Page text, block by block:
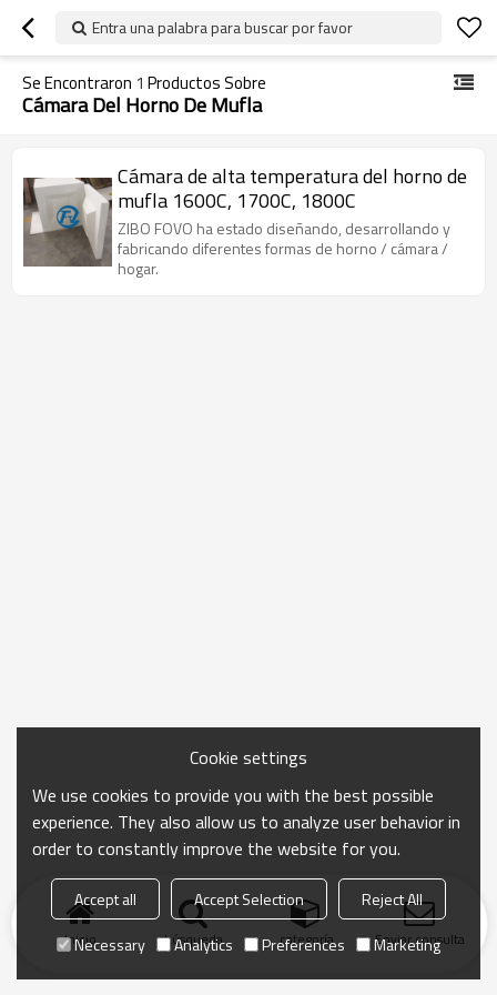
Entra una palabra para buscar por favor
Se Encontraron 1 Productos Sobre
Cámara Del Horno De Mufla
Cámara de alta temperatura del horno de
mufla 1600C, 1700C, 1800C
ZIBO FOVO ha estado diseñando, desarrollando y
fabricando diferentes formas de horno / cámara /
hogar.
Inicio búsqueda categoría Enviar consulta
Cookie settings
We use cookies to provide you with the best possible
experience. They also allow us to analyze user behavior in
order to constantly improve the website for you.
Accept all Accept Selection
Reject All
Necessary
Analytics Preferences Marketing